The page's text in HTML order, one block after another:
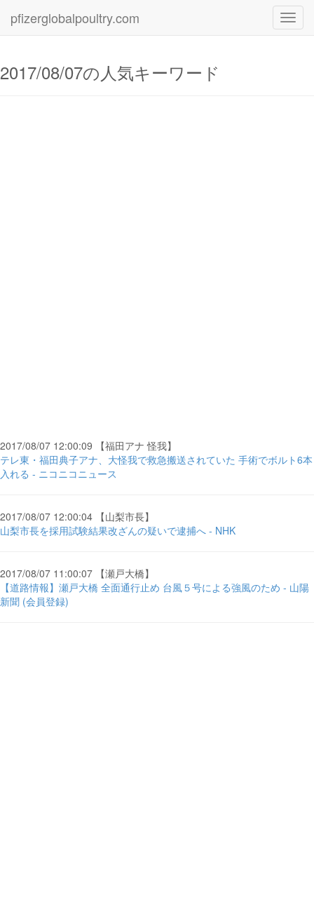
pfizerglobalpoultry.com
2017/08/07の人気キーワード
2017/08/07 12:00:09 【福田アナ 怪我】
テレ東・福田典子アナ、大怪我で救急搬送されていた 手術でボルト6本
入れる - ニコニコニュース
2017/08/07 12:00:04 【山梨市長】
山梨市長を採用試験結果改ざんの疑いで逮捕へ - NHK
2017/08/07 11:00:07 【瀬戸大橋】
【道路情報】瀬戸大橋 全面通行止め 台風５号による強風のため - 山陽
新聞 (会員登録)